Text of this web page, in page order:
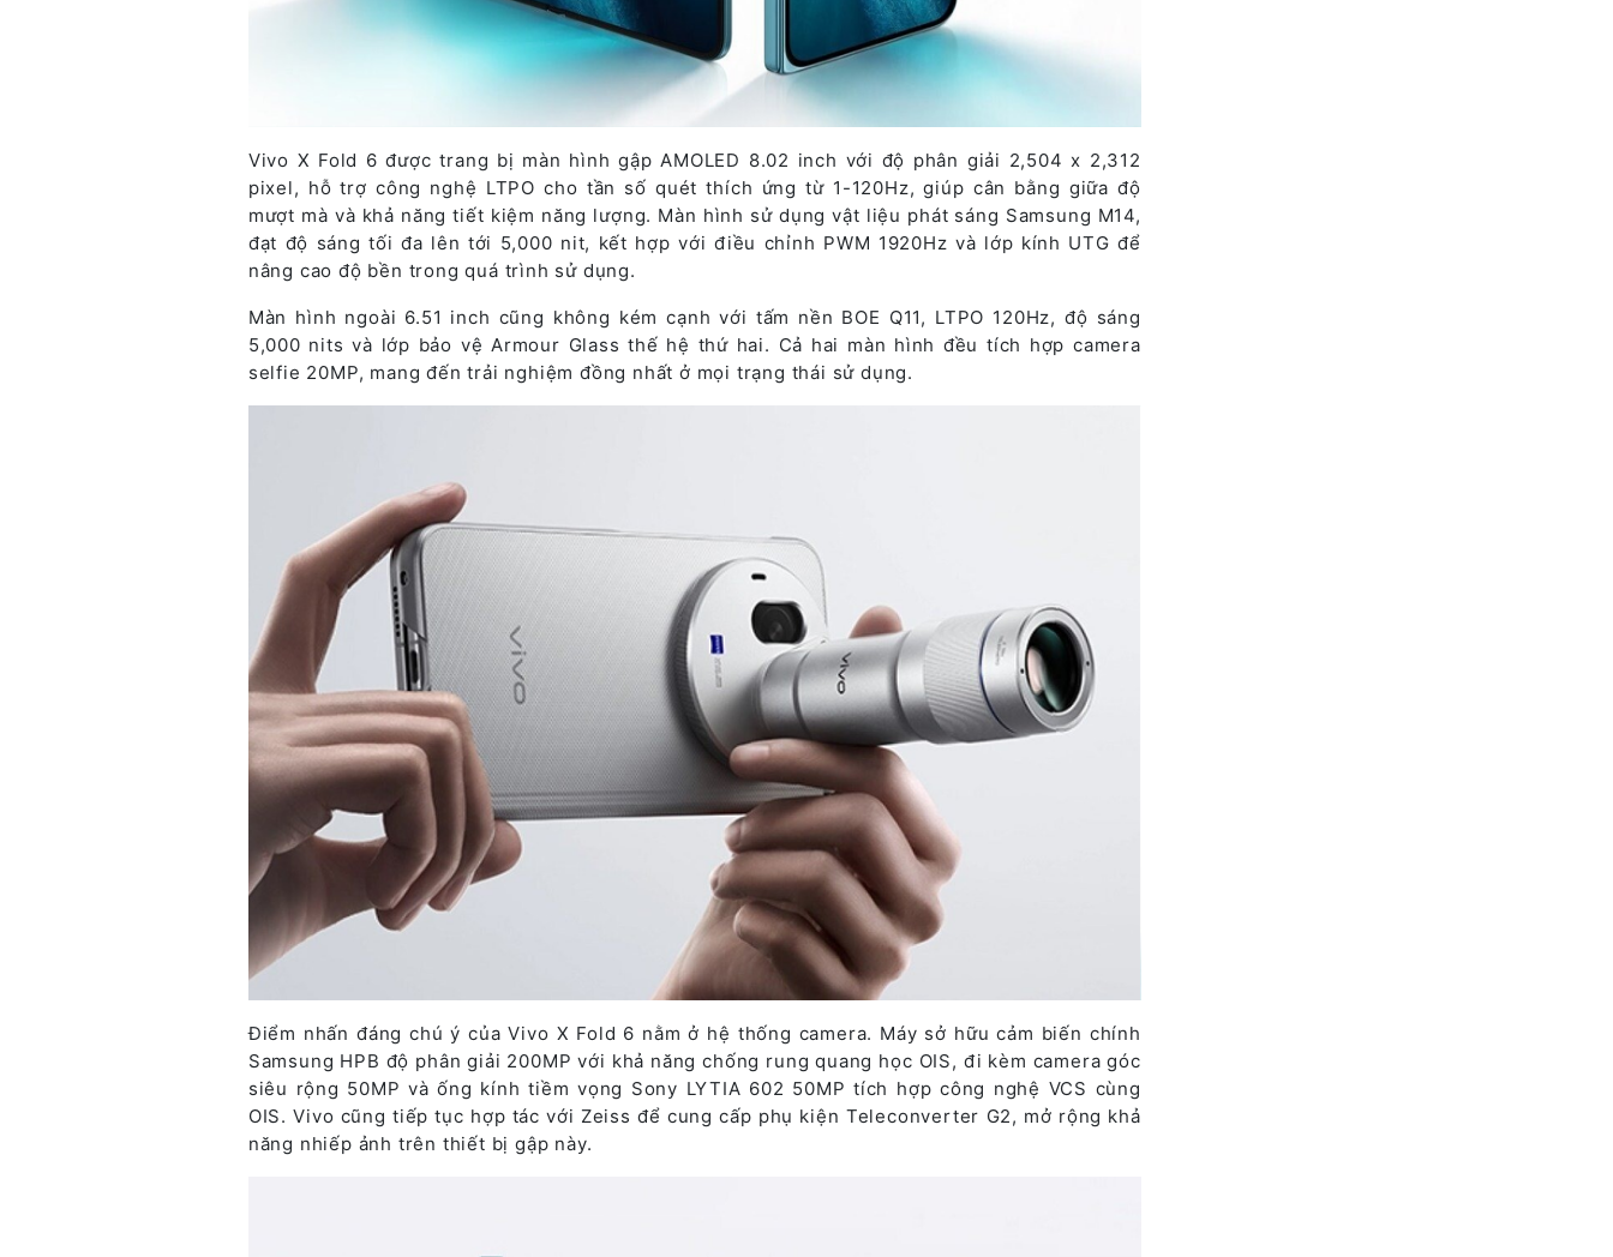
Vivo X Fold 6 được trang bị màn hình gập AMOLED 8.02 inch với độ phân giải 2,504 x 2,312
pixel, hỗ trợ công nghệ LTPO cho tần số quét thích ứng từ 1-120Hz, giúp cân bằng giữa độ
mượt mà và khả năng tiết kiệm năng lượng. Màn hình sử dụng vật liệu phát sáng Samsung M14,
đạt độ sáng tối đa lên tới 5,000 nit, kết hợp với điều chỉnh PWM 1920Hz và lớp kính UTG để
nâng cao độ bền trong quá trình sử dụng.
Màn hình ngoài 6.51 inch cũng không kém cạnh với tấm nền BOE Q11, LTPO 120Hz, độ sáng
5,000 nits và lớp bảo vệ Armour Glass thế hệ thứ hai. Cả hai màn hình đều tích hợp camera
selfie 20MP, mang đến trải nghiệm đồng nhất ở mọi trạng thái sử dụng.
Điểm nhấn đáng chú ý của Vivo X Fold 6 nằm ở hệ thống camera. Máy sở hữu cảm biến chính
Samsung HPB độ phân giải 200MP với khả năng chống rung quang học OIS, đi kèm camera góc
siêu rộng 50MP và ống kính tiềm vọng Sony LYTIA 602 50MP tích hợp công nghệ VCS cùng
OIS. Vivo cũng tiếp tục hợp tác với Zeiss để cung cấp phụ kiện Teleconverter G2, mở rộng khả
năng nhiếp ảnh trên thiết bị gập này.